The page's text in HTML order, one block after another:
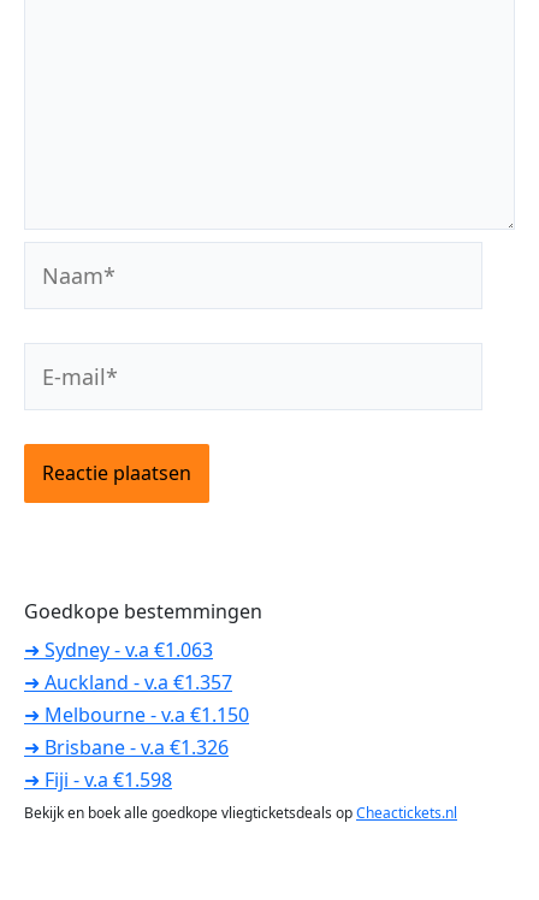
Goedkope bestemmingen
➜ Sydney - v.a €1.063
➜ Auckland - v.a €1.357
➜ Melbourne - v.a €1.150
➜ Brisbane - v.a €1.326
➜ Fiji - v.a €1.598
Bekijk en boek alle goedkope vliegticketsdeals opCheactickets.nl
mail*